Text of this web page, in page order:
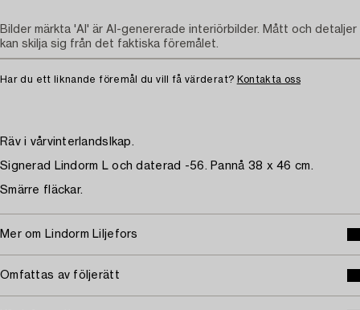
Har du ett liknande föremål du vill få värderat? Kontakta oss
Räv i vårvinterlandslkap.
Signerad Lindorm L och daterad -56. Pannå 38 x 46 cm.
Smärre fläckar.
Mer om Lindorm Liljefors
Omfattas av följerätt
Bilder märkta 'AI' är AI-genererade interiörbilder. Mått och detaljer
kan skilja sig från det faktiska föremålet.